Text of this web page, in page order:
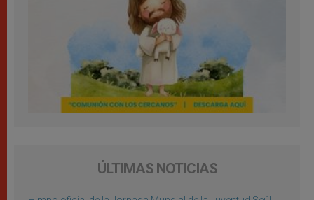
ÚLTIMAS NOTICIAS